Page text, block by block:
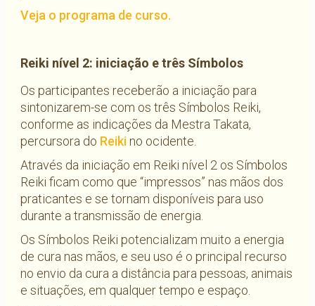
Veja o programa de curso.
Reiki nível 2: iniciação e três Símbolos
Os participantes receberão a iniciação para
sintonizarem-se com os três Símbolos Reiki,
conforme as indicações da Mestra Takata,
percursora do Reikino ocidente.
Através da iniciação em Reiki nível 2 os Símbolos
Reiki ficam como que “impressos” nas mãos dos
praticantes e se tornam disponíveis para uso
durante a transmissão de energia.
Os Símbolos Reiki potencializam muito a energia
de cura nas mãos, e seu uso é o principal recurso
no envio da cura a distância para pessoas, animais
e situações, em qualquer tempo e espaço.